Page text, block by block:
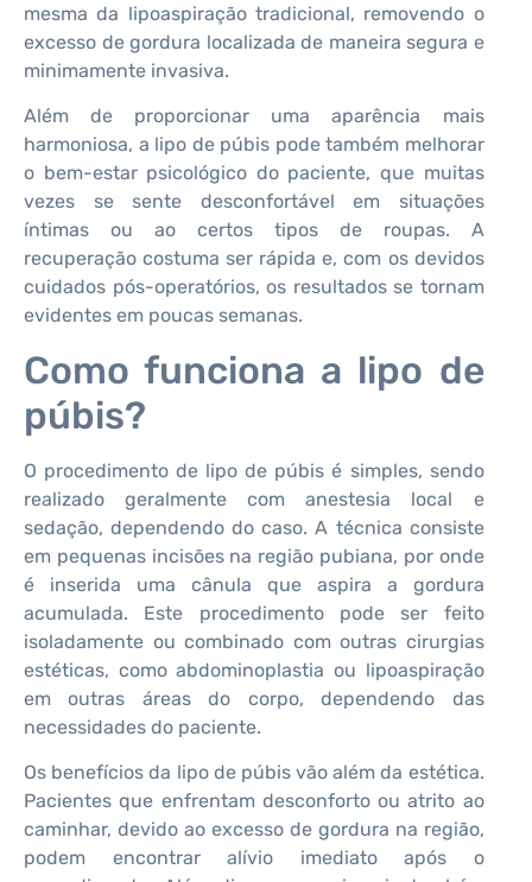
mesma da lipoaspiração tradicional, removendo o
excesso de gordura localizada de maneira segura e
minimamente invasiva.
Além de proporcionar uma aparência mais
harmoniosa, a lipo de púbis pode também melhorar
o bem-estar psicológico do paciente, que muitas
vezes se sente desconfortável em situações
íntimas ou ao certos tipos de roupas. A
recuperação costuma ser rápida e, com os devidos
cuidados pós-operatórios, os resultados se tornam
evidentes em poucas semanas.
Como funciona a lipo de
púbis?
O procedimento de lipo de púbis é simples, sendo
realizado geralmente com anestesia local e
sedação, dependendo do caso. A técnica consiste
em pequenas incisões na região pubiana, por onde
é inserida uma cânula que aspira a gordura
acumulada. Este procedimento pode ser feito
isoladamente ou combinado com outras cirurgias
estéticas, como abdominoplastia ou lipoaspiração
em outras áreas do corpo, dependendo das
necessidades do paciente.
Os benefícios da lipo de púbis vão além da estética.
Pacientes que enfrentam desconforto ou atrito ao
caminhar, devido ao excesso de gordura na região,
podem encontrar alívio imediato após o